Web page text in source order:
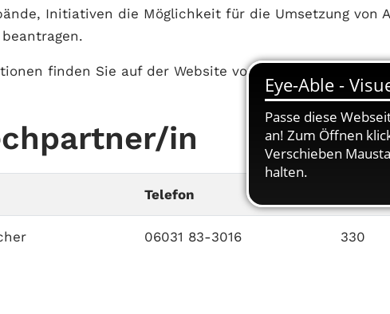
Initiativen die Möglichkeit für die Umsetzung von
finden Sie auf der Website von "Demokratie
in
Telefon
06031 83-3016 330